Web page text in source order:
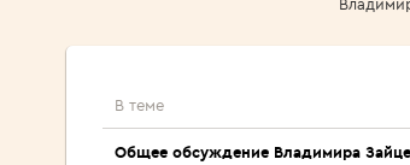
В теме
Общее обсуждение Владимира